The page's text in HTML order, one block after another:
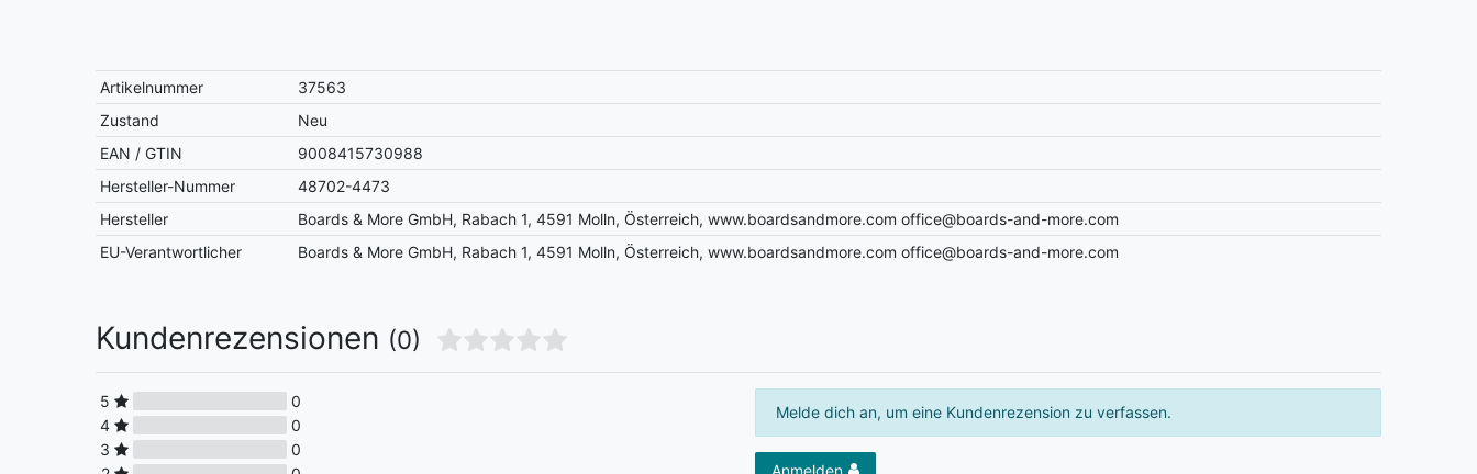
Artikelnummer
37563
Zustand
Neu
EAN / GTIN
9008415730988
Hersteller-Nummer
48702-4473
Hersteller
Boards & More GmbH, Rabach 1, 4591 Molln, Österreich, www.boardsandmore.com office@boards-and-more.com
EU-Verantwortlicher
Boards & More GmbH, Rabach 1, 4591 Molln, Österreich, www.boardsandmore.com office@boards-and-more.com
Kundenrezensionen (0)
5
0
4
0
3
0
Melde dich an, um eine Kundenrezension zu verfassen.
Anmelden